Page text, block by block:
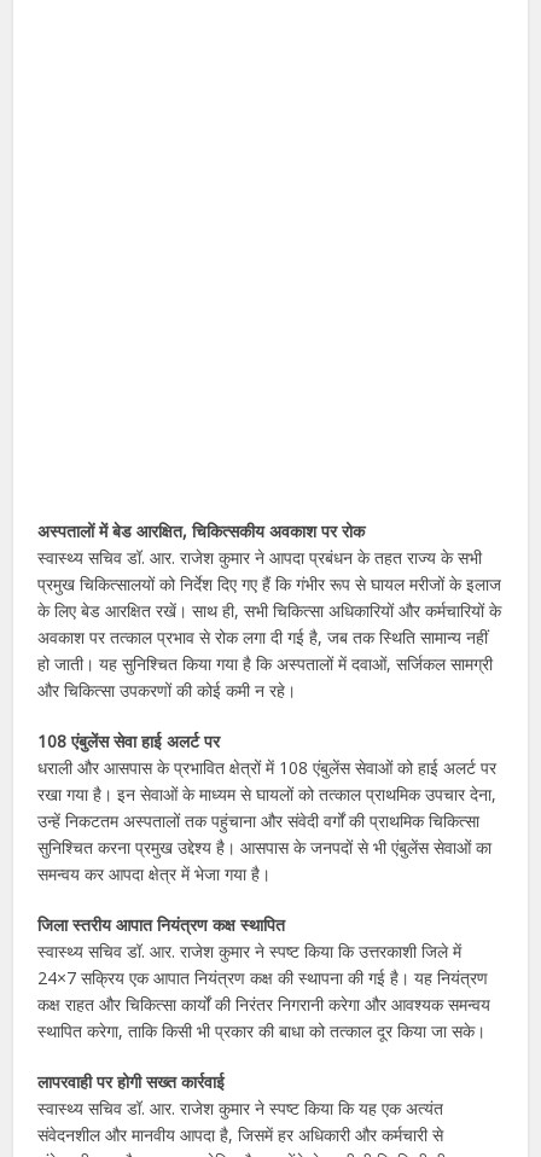
अस्पतालों में बेड आरक्षित, चिकित्सकीय अवकाश पर रोक
स्वास्थ्य सचिव डॉ. आर. राजेश कुमार ने आपदा प्रबंधन के तहत राज्य के सभी
प्रमुख चिकित्सालयों को निर्देश दिए गए हैं कि गंभीर रूप से घायल मरीजों के इलाज
के लिए बेड आरक्षित रखें। साथ ही, सभी चिकित्सा अधिकारियों और कर्मचारियों के
अवकाश पर तत्काल प्रभाव से रोक लगा दी गई है, जब तक स्थिति सामान्य नहीं
हो जाती। यह सुनिश्चित किया गया है कि अस्पतालों में दवाओं, सर्जिकल सामग्री
और चिकित्सा उपकरणों की कोई कमी न रहे।
108 एंबुलेंस सेवा हाई अलर्ट पर
धराली और आसपास के प्रभावित क्षेत्रों में 108 एंबुलेंस सेवाओं को हाई अलर्ट पर
रखा गया है। इन सेवाओं के माध्यम से घायलों को तत्काल प्राथमिक उपचार देना,
उन्हें निकटतम अस्पतालों तक पहुंचाना और संवेदी वर्गों की प्राथमिक चिकित्सा
सुनिश्चित करना प्रमुख उद्देश्य है। आसपास के जनपदों से भी एंबुलेंस सेवाओं का
समन्वय कर आपदा क्षेत्र में भेजा गया है।
जिला स्तरीय आपात नियंत्रण कक्ष स्थापित
स्वास्थ्य सचिव डॉ. आर. राजेश कुमार ने स्पष्ट किया कि उत्तरकाशी जिले में
24×7 सक्रिय एक आपात नियंत्रण कक्ष की स्थापना की गई है। यह नियंत्रण
कक्ष राहत और चिकित्सा कार्यों की निरंतर निगरानी करेगा और आवश्यक समन्वय
स्थापित करेगा, ताकि किसी भी प्रकार की बाधा को तत्काल दूर किया जा सके।
लापरवाही पर होगी सख्त कार्रवाई
स्वास्थ्य सचिव डॉ. आर. राजेश कुमार ने स्पष्ट किया कि यह एक अत्यंत
संवेदनशील और मानवीय आपदा है, जिसमें हर अधिकारी और कर्मचारी से